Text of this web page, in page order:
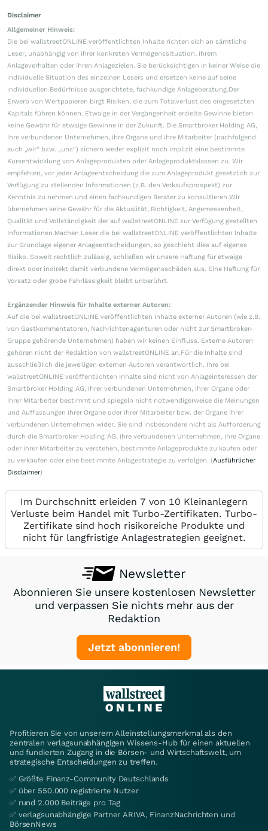
Disclaimer
Allgemeiner Hinweis:
Die bei wallstreetONLINE veröffentlichten Inhalte richten sich an sämtliche
Leser, unabhängig von ihrer konkreten Vermögenssituation, ihrem
Anlageverhalten oder ihren Anlagezielen. Sie berücksichtigen in keiner Weise die
individuelle Situation des einzelnen Lesers und ersetzen keine auf seine
individuellen Bedürfnisse ausgerichtete, fachkundige Anlageberatung.Der
Erwerb von Wertpapieren birgt Risiken, die zum Totalverlust des eingesetzten
Kapitals führen können. Etwaige in der Vergangenheit erzielte Gewinne bieten
keine Gewähr für etwaige Gewinne in der Zukunft. Die Smartbroker Holding AG,
ihre verbundenen Unternehmen, ihre Organe und ihre Mitarbeiter (nachfolgend
auch „wir“ bzw. „uns“) sichern weder explizit noch implizit eine bestimmte
Kursentwicklung von Anlageprodukten oder Anlageproduktklassen zu. Wir
empfehlen, vor jeder Anlageentscheidung die zum Anlageprodukt gesetzlich zur
Verfügung zu stellenden Informationen (z.B. den Verkaufsprospekt) zur
Kenntnis zu nehmen und einen fachkundigen Berater zu konsultieren.Wir
übernehmen keine Gewähr für die Aktualität, Richtigkeit, Angemessenheit,
Qualität und Vollständigkeit der auf wallstreetONLINE zur Verfügung gestellten
Informationen.Machen Leser die bei wallstreetONLINE veröffentlichten Inhalte
zur Grundlage eigener Anlageentscheidungen, so geschieht dies auf eigenes
Risiko. Soweit rechtlich zulässig, schließen wir unsere Haftung für etwaige
direkt oder indirekt damit verbundene Vermögensschäden aus. Eine Haftung für
Vorsatz oder grobe Fahrlässigkeit bleibt unberührt.
Ergänzender Hinweis für Inhalte externer Autoren:
Auf die bei wallstreetONLINE veröffentlichten Inhalte externer Autoren (wie z.B.
von Gastkommentatoren, Nachrichtenagenturen oder nicht zur Smartbroker-
Gruppe gehörende Unternehmen) haben wir keinen Einfluss. Externe Autoren
gehören nicht der Redaktion von wallstreetONLINE an.Für die Inhalte sind
ausschließlich die jeweiligen externen Autoren verantwortlich. Ihre bei
wallstreetONLINE veröffentlichten Inhalte sind nicht von Anlageinteressen der
Smartbroker Holding AG, ihrer verbundenen Unternehmen, ihrer Organe oder
ihrer Mitarbeiter bestimmt und spiegeln nicht notwendigerweise die Meinungen
und Auffassungen ihrer Organe oder ihrer Mitarbeiter bzw. der Organe ihrer
verbundenen Unternehmen wider. Sie sind insbesondere nicht als Aufforderung
durch die Smartbroker Holding AG, ihre verbundenen Unternehmen, ihre Organe
oder ihrer Mitarbeiter zu verstehen, bestimmte Anlageprodukte zu kaufen oder
zu verkaufen oder eine bestimmte Anlagestrategie zu verfolgen. (Ausführlicher
Disclaimer)
Im Durchschnitt erleiden 7 von 10 Kleinanlegern
Verluste beim Handel mit Turbo-Zertifikaten. Turbo-
Zertifikate sind hoch risikoreiche Produkte und
nicht für langfristige Anlagestrategien geeignet.
Newsletter
Abonnieren Sie unsere kostenlosen Newsletter
und verpassen Sie nichts mehr aus der
Redaktion
Jetzt abonnieren!
Profitieren Sie von unserem Alleinstellungsmerkmal als den
zentralen verlagsunabhängigen Wissens-Hub für einen aktuellen
und fundierten Zugang in die Börsen- und Wirtschaftswelt, um
strategische Entscheidungen zu treffen.
✅ Größte Finanz-Community Deutschlands
✅ über 550.000 registrierte Nutzer
✅ rund 2.000 Beiträge pro Tag
✅ verlagsunabhängige Partner ARIVA, FinanzNachrichten und
BörsenNews